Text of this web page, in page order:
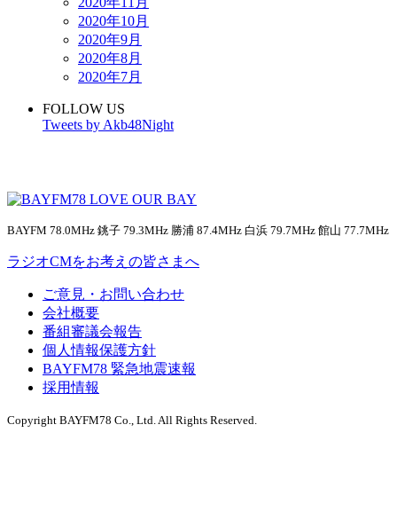
2020年10月
2020年9月
2020年8月
2020年7月
FOLLOW US
Tweets by Akb48Night
BAYFM 78.0MHz 銚子 79.3MHz 勝浦 87.4MHz 白浜 79.7MHz 館山 77.7MHz
ラジオCMをお考えの皆さまへ
ご意見・お問い合わせ
会社概要
番組審議会報告
個人情報保護方針
BAYFM78 緊急地震速報
採用情報
Copyright BAYFM78 Co., Ltd. All Rights Reserved.